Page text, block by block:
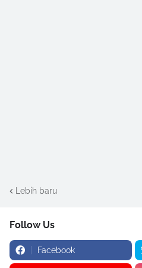
Lebih baru
Follow Us
Facebook